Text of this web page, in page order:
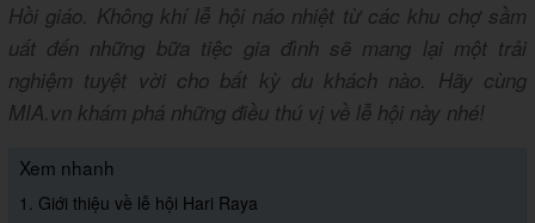
Hồi giáo. Không khí lễ hội náo nhiệt từ các khu chợ sầm
uất đến những bữa tiệc gia đình sẽ mang lại một trải
nghiệm tuyệt vời cho bất kỳ du khách nào. Hãy cùng
MIA.vn khám phá những điều thú vị về lễ hội này nhé!
Xem nhanh
1. Giới thiệu về lễ hội Hari Raya